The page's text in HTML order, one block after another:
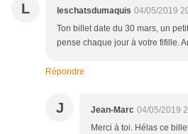
L leschatsdumaquis 04/05/2019
Ton billet date du 30 mars, un
pense chaque jour à votre fifille.
Répondre
J Jean-Marc 04/05/2019
Merci à toi. Hélas ce